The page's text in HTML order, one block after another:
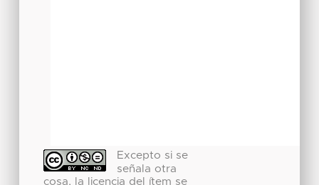
Excepto si se
señala otra
cosa, la licencia del ítem se